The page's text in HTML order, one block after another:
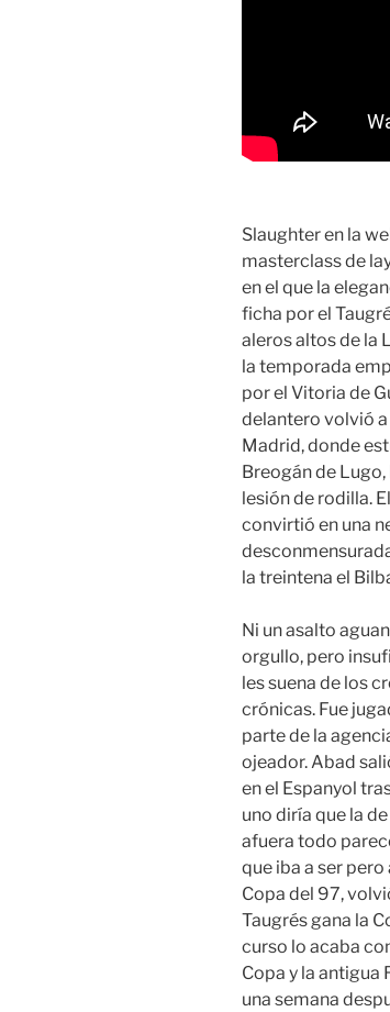
Slaughter en la
masterclass de
en el que la
ficha por el
aleros altos de la
la temporada
por el Vitoria de
delantero volvió a
Madrid, donde
Breogán de
lesión de rodilla.
convirtió en una
la treintena el
Ni un asalto
orgullo, pero
les suena de los
crónicas. Fue
parte de la
ojeador. Abad
en el Espanyol
uno diría que la
afuera todo
que iba a ser
Copa del 97,
Taugrés gana la
curso lo acaba
Copa y la antigua
una semana